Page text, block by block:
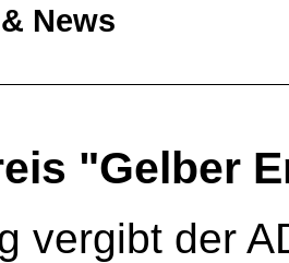
News
"Gelber
vergibt der